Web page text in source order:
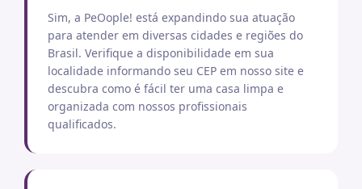
Sim, a PeOople! está expandindo sua atuação
para atender em diversas cidades e regiões do
Brasil. Verifique a disponibilidade em sua
localidade informando seu CEP em nosso site e
descubra como é fácil ter uma casa limpa e
organizada com nossos profissionais
qualificados.